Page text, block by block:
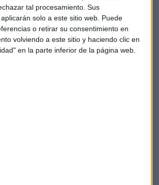
tal procesamiento. Sus
solo a este sitio web. Puede
o retirar su consentimiento en
volviendo a este sitio y haciendo clic en
en la parte inferior de la página web.